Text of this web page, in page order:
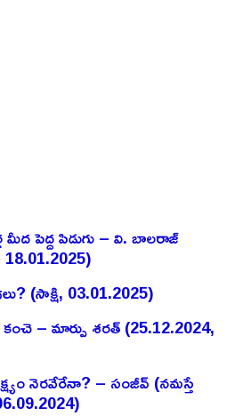
మీద పెద్ద పిడుగు – వి. బాలరాజ్‌
18.01.2025)
(సాక్షి, 03.01.2025)
కంచె – మార్పు శరత్ (25.12.2024,
నెరవేరేనా? – సంజీవ్ (నమస్తే